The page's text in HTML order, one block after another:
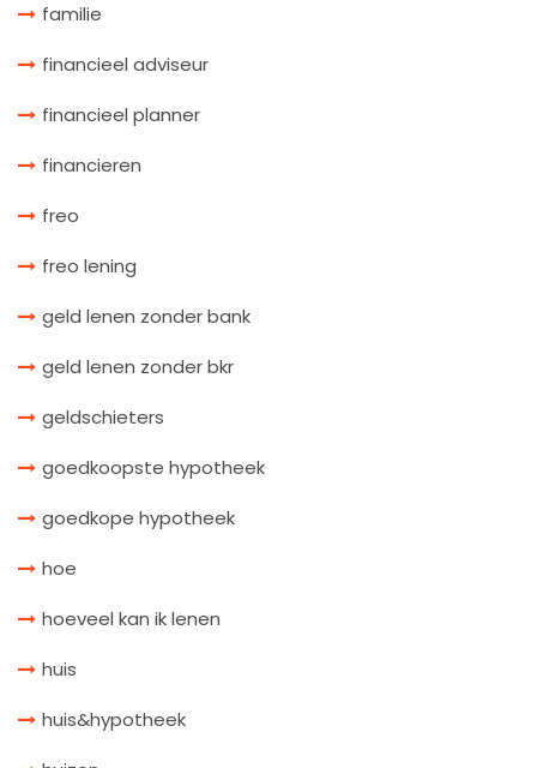
familie
financieel adviseur
financieel planner
financieren
freo
freo lening
geld lenen zonder bank
geld lenen zonder bkr
geldschieters
goedkoopste hypotheek
goedkope hypotheek
hoe
hoeveel kan ik lenen
huis
huis&hypotheek